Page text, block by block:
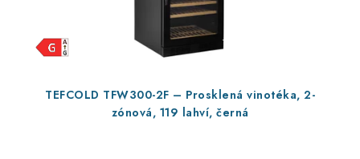
TEFCOLD TFW300-2F – Prosklená vinotéka, 2-
zónová, 119 lahví, černá